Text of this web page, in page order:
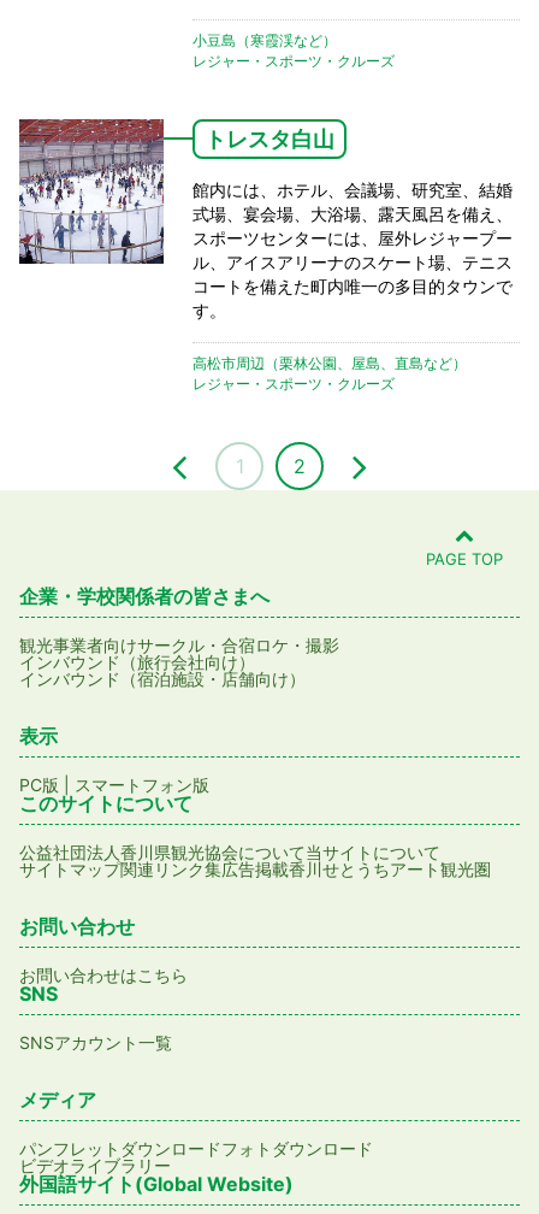
小豆島（寒霞渓など）
レジャー・スポーツ・クルーズ
トレスタ白山
館内には、ホテル、会議場、研究室、結婚
式場、宴会場、大浴場、露天風呂を備え、
スポーツセンターには、屋外レジャープー
ル、アイスアリーナのスケート場、テニス
コートを備えた町内唯一の多目的タウンで
す。
高松市周辺（栗林公園、屋島、直島など）
レジャー・スポーツ・クルーズ
1 2
PAGE TOP
企業・学校関係者の皆さまへ
観光事業者向けサークル・合宿ロケ・撮影
インバウンド（旅行会社向け）
インバウンド（宿泊施設・店舗向け）
表示
PC版 スマートフォン版
このサイトについて
公益社団法人香川県観光協会について当サイトについて
サイトマップ関連リンク集広告掲載香川せとうちアート観光圏
お問い合わせ
お問い合わせはこちら
SNS
SNSアカウント一覧
メディア
パンフレットダウンロードフォトダウンロード
ビデオライブラリー
外国語サイト(Global Website)